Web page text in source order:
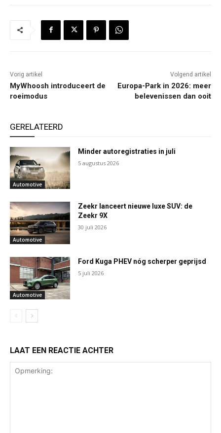
Vorig artikel
MyWhoosh introduceert de
roeimodus
Volgend artikel
Europa-Park in 2026: meer
belevenissen dan ooit
GERELATEERD
Automotive
Minder autoregistraties in juli
5 augustus 2026
Automotive
Zeekr lanceert nieuwe luxe SUV: de
Zeekr 9X
30 juli 2026
Automotive
Ford Kuga PHEV nóg scherper geprijsd
5 juli 2026
LAAT EEN REACTIE ACHTER